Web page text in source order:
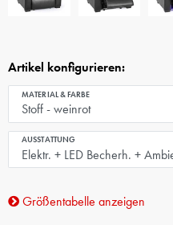
Artikel konfigurieren:
MATERIAL & FARBE
AUSSTATTUNG
Größentabelle anzeigen